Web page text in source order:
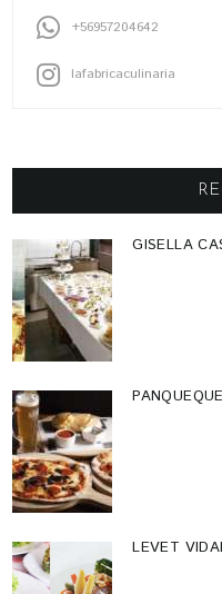
+56957204642
lafabricaculinaria
GISELLA
PANQUEQUE
LEVET